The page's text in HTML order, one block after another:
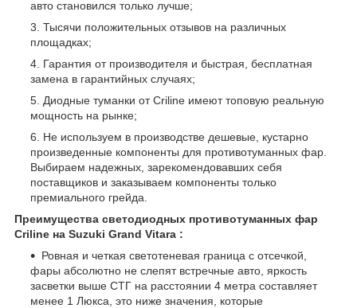
авто становился только лучше;
Тысячи положительных отзывов на различных
площадках;
Гарантия от производителя и быстрая, бесплатная
замена в гарантийных случаях;
Диодные туманки от Criline имеют топовую реальную
мощность на рынке;
Не используем в производстве дешевые, кустарно
произведенные компоненты для противотуманных фар.
Выбираем надежных, зарекомендовавших себя
поставщиков и заказываем компоненты только
премиального грейда.
Преимущества светодиодных противотуманных фар
Criline на Suzuki Grand Vitara :
Ровная и четкая светотеневая граница с отсечкой,
фары абсолютно не слепят встречные авто, яркость
засветки выше СТГ на расстоянии 4 метра составляет
менее 1 Люкса, это ниже значения, которые